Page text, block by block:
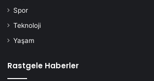
Spor
Teknoloji
Yaşam
Rastgele Haberler